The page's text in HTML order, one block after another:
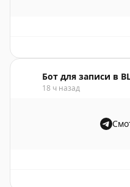
Бот для записи в
18 ч назад